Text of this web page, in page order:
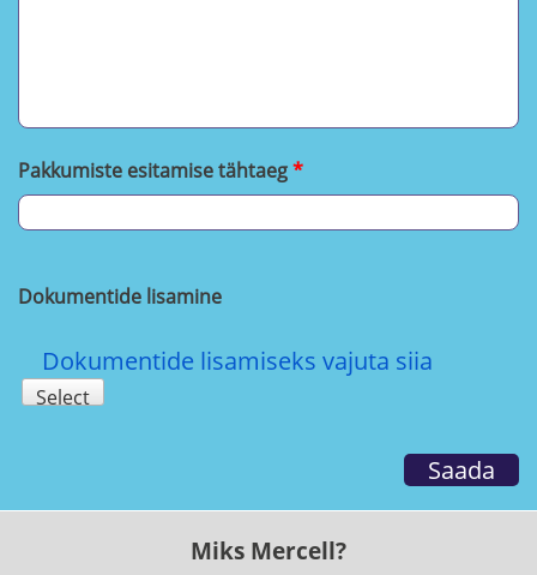
Pakkumiste esitamise tähtaeg
Dokumentide lisamine
Dokumentide lisamiseks vajuta siia
Select
Saada
Miks Mercell?